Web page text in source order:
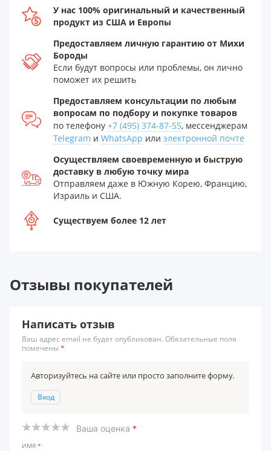
У нас 100% оригинальный и качественный
продукт из США и Европы
Предоставляем личную гарантию от Михи
Бороды
Если будут вопросы или проблемы, он лично
поможет их решить
Предоставляем консультации по любым
вопросам по подбору и покупке товаров
по телефону +7 (495) 374-87-55, мессенджерам
Telegram и WhatsApp или электронной почте
Осуществляем своевременную и быструю
доставку в любую точку мира
Отправляем даже в Южную Корею, Францию,
Израиль и США.
Существуем более 12 лет
Отзывы покупателей
Написать отзыв
Ваш адрес email не будет опубликован. Обязательные поля
помечены *
Авторизуйтесь на сайте или просто заполните форму.
Вход
Ваша оценка *
ИМЯ *